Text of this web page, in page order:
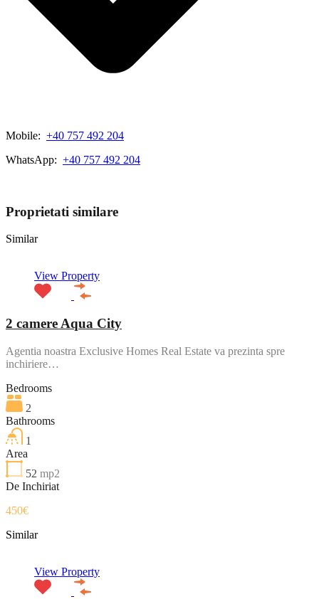
Mobile: +40 757 492 204
WhatsApp: +40 757 492 204
Proprietati similare
Similar
View Property
2 camere Aqua City
Agentia noastra Exclusive Homes Real Estate va prezinta spre
inchiriere…
Bedrooms
2
Bathrooms
1
Area
52 mp2
De Inchiriat
450€
Similar
View Property